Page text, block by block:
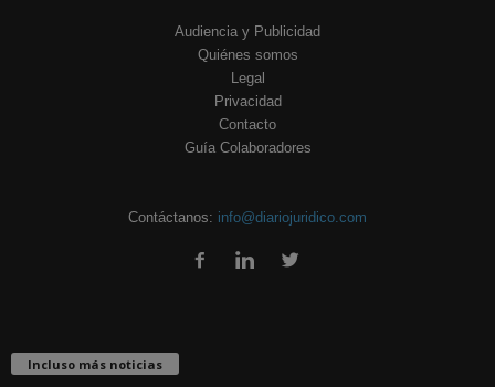
Audiencia y Publicidad
Quiénes somos
Legal
Privacidad
Contacto
Guía Colaboradores
Contáctanos: info@diariojuridico.com
Incluso más noticias